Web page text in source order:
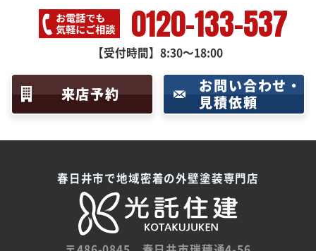
0120-133-537
【受付時間】8:30～18:00
来店予約
お問い合わせ・
見積依頼
春日井市で地域密着の外壁塗装専門店